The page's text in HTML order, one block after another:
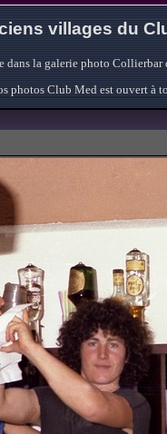
villages du
dans la galerie photo Collierbar
photos Club Med est ouvert à